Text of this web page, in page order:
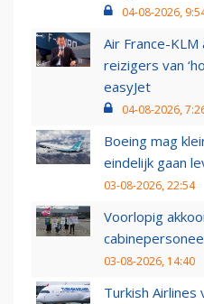
04-08-2026,
Air France-
reizigers van
easyJet
04-08-2026,
Boeing mag
eindelijk gaan
03-08-2026, 22:54
Voorlopig
03-08-2026, 14:40
Turkish